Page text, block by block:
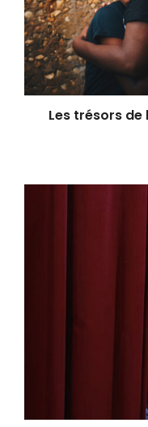
Les trésors de